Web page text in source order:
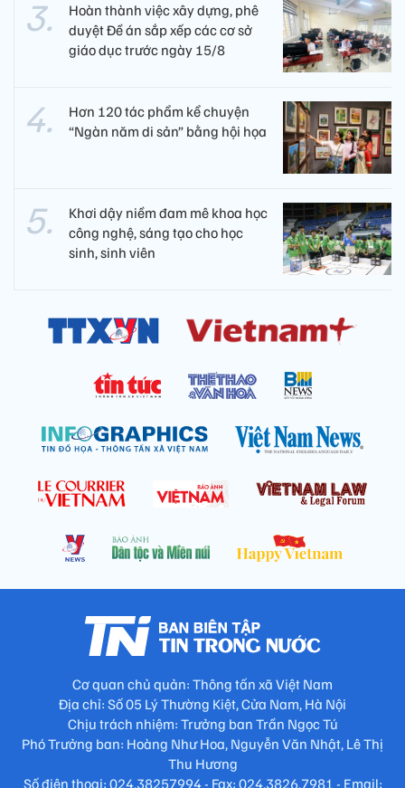
Hoàn thành việc xây dựng, phê
duyệt Đề án sắp xếp các cơ sở
giáo dục trước ngày 15/8
Hơn 120 tác phẩm kể chuyện
“Ngàn năm di sản” bằng hội họa
Khơi dậy niềm đam mê khoa học
công nghệ, sáng tạo cho học
sinh, sinh viên
Cơ quan chủ quản: Thông tấn xã Việt Nam
Địa chỉ: Số 05 Lý Thường Kiệt, Cửa Nam, Hà Nội
Chịu trách nhiệm: Trưởng ban Trần Ngọc Tú
Phó Trưởng ban: Hoàng Như Hoa, Nguyễn Văn Nhật, Lê Thị
Thu Hương
Số điện thoại: 024.38257994 - Fax: 024.3826.7981 - Email: